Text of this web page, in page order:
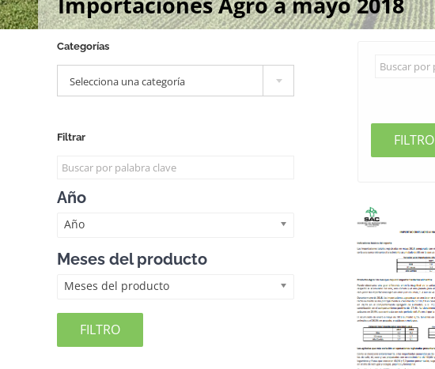
FILTRO
Categorías
Selecciona una categoría
Filtrar
Año
Año
Meses del producto
Meses del producto
FILTRO